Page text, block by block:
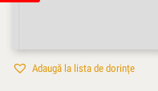
Adaugă la lista de dorințe